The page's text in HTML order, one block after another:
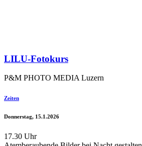
LILU-Fotokurs
P&M PHOTO MEDIA Luzern
Zeiten
Donnerstag, 15.1.2026
17.30 Uhr